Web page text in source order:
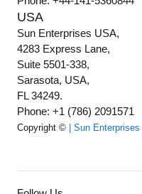
USA
Sun Enterprises USA,
4283 Express Lane,
Suite 5501-338,
Sarasota, USA,
FL 34249.
Phone: +1 (786) 2091571
Copyright © | Sun Enterprises